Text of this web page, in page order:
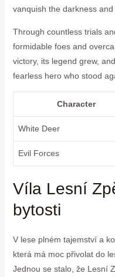
vanquish the ​darkness
Through countless ⁣trials
formidable foes and
victory, its legend grew,
⁢fearless hero ⁤who stood‍
Character
White Deer
Evil Forces
Víla⁣ Lesní
⁢bytosti
V lese plném tajemství a
která má moc přivolat do
Jednou se stalo, že Lesní